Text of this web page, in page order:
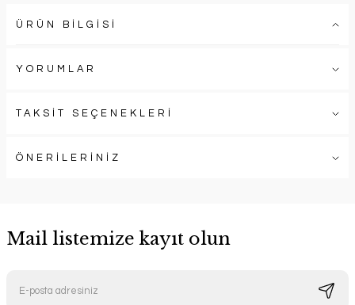
ÜRÜN BİLGİSİ
YORUMLAR
TAKSİT SEÇENEKLERİ
ÖNERİLERİNİZ
Mail listemize kayıt olun